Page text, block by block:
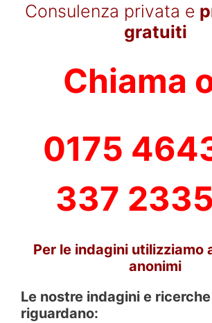
Consulenza privata e
gratuiti
Chiama
0175
337
Per le indagini utilizziamo
anonimi
Le nostre indagini e ricerche
riguardano: